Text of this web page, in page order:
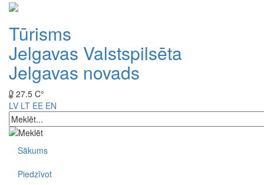
Tūrisms
Jelgavas Valstspilsēta
Jelgavas novads
27.5 C°
LV LT EE EN
Sākums
Piedzīvot